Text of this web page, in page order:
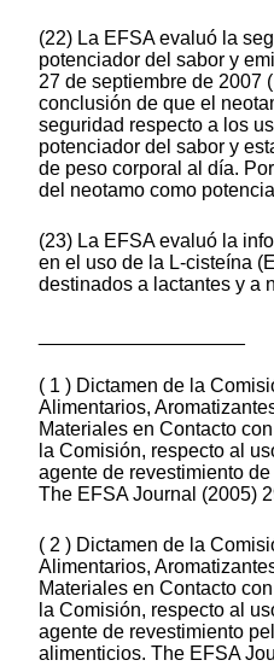
(22) La EFSA evaluó la
potenciador del sabor y
27 de septiembre de 2007
conclusión de que el
seguridad respecto a los
potenciador del sabor y
de peso corporal al día.
del neotamo como
(23) La EFSA evaluó la
en el uso de la L-cisteína
destinados a lactantes y a
( 1 ) Dictamen de la
Alimentarios,
Materiales en Contacto
la Comisión, respecto al
agente de revestimiento
The EFSA Journal (2005)
( 2 ) Dictamen de la
Alimentarios,
Materiales en Contacto
la Comisión, respecto al
agente de revestimiento
alimenticios. The EFSA